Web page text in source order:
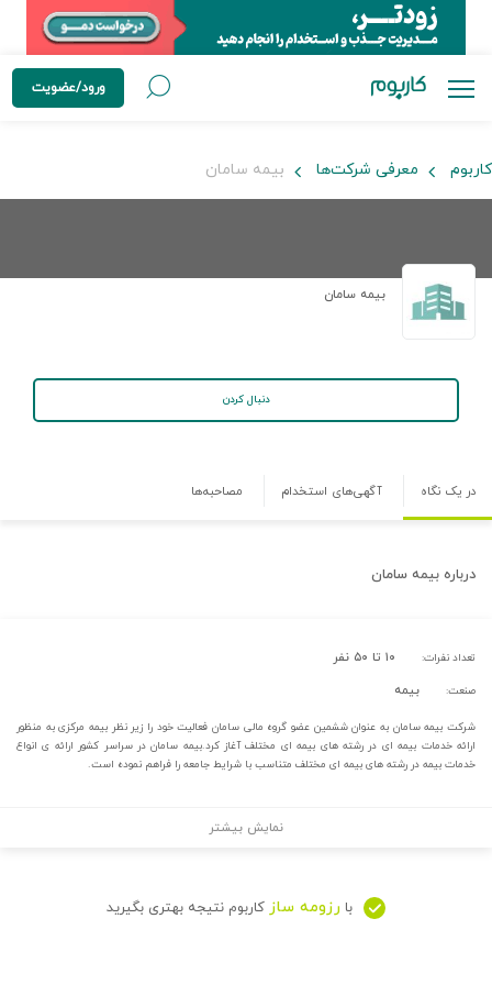
ورود/عضویت
کاربوم معرفی شرکت‌ها بیمه سامان
بیمه سامان
دنبال کردن
در یک نگاه آگهی‌های استخدام مصاحبه‌ها
درباره بیمه سامان
تعداد نفرات: ۱۰ تا ۵۰ نفر
صنعت: بیمه
شرکت بیمه سامان به عنوان ششمین عضو گروه مالی سامان فعالیت خود را زیر نظر بیمه مرکزی به منظور
ارائه خدمات بیمه ای در رشته های بیمه ای مختلف آغاز کرد.بیمه سامان در سراسر کشور ارائه ی انواع
خدمات بیمه در رشته های بیمه ای مختلف متناسب با شرایط جامعه را فراهم نموده است.
نمایش بیشتر
با رزومه ساز کاربوم نتیجه بهتری بگیرید